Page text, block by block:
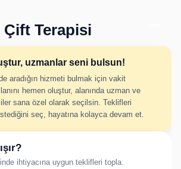
Çift Terapisi
uzmanlar seni bulsun!
aradığın hizmeti bulmak için vakit
hemen oluştur, alanında uzman ve
sana özel olarak seçilsin. Teklifleri
seç, hayatına kolayca devam et.
ihtiyacına uygun teklifleri topla.
İlan Oluştur